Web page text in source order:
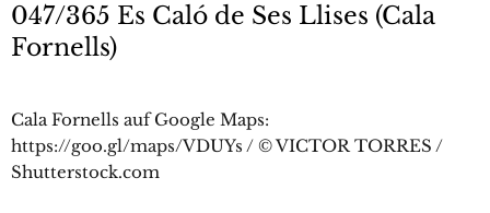
047/365 Es Caló de Ses Llises (Cala
Fornells)
Cala Fornells auf Google Maps:
https://goo.gl/maps/VDUYs / © VICTOR TORRES /
Shutterstock.com